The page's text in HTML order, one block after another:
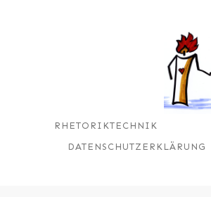
RHETORIKTECHNIK
DATENSCHUTZERKLÄRUNG